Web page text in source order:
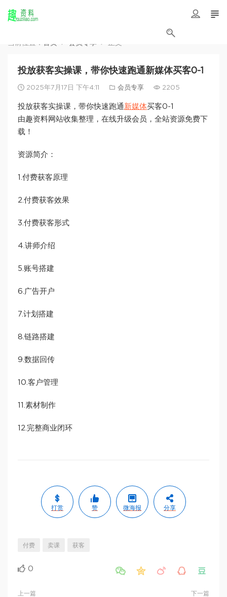
当前位置： 首页 会员专享 正文
投放获客实操课，带你快速跑通新媒体买客0-1
2025年7月17日 下午4:11 会员专享 2205
投放获客实操课，带你快速跑通 新媒体买客0-1
由趣资料网站收集整理，在线升级会员，全站资源免费下
载！
资源简介：
1.付费获客原理
2.付费获客效果
3.付费获客形式
4.讲师介绍
5.账号搭建
6.广告开户
7.计划搭建
8.链路搭建
9.数据回传
10.客户管理
11.素材制作
12.完整商业闭环
打赏 赞 微海报 分享
付费 卖课 获客
0     
上一篇 下一篇